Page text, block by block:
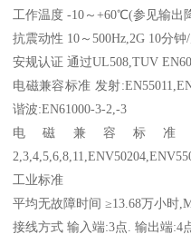
工作温度 -10～+60℃(参见输出
抗震动性 10～500Hz,2G 10分
安规认证 通过UL508,TUV
电磁兼容标准 发射
谐波:EN61000-3-2,-3
电磁兼容标准
工业标准
平均无故障时间 ≥13.68万小时
接线方式 输入端:3点. 输出端:4